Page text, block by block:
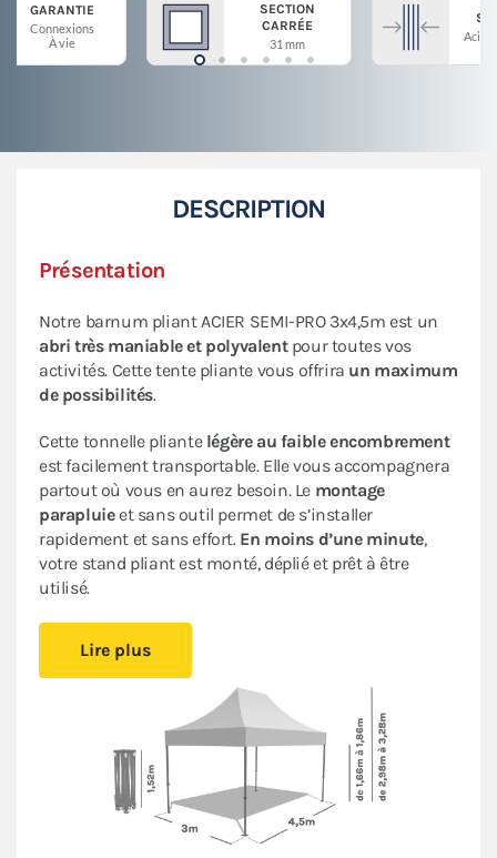
GARANTIE
Connexions
À vie
SECTION
CARRÉE
31 mm
Acier
DESCRIPTION
Présentation
Notre barnum pliant ACIER SEMI-PRO 3x4,5m est un
abri très maniable et polyvalentpour toutes vos
activités. Cette tente pliante vous offrira un maximum
de possibilités.
Cette tonnelle pliante légère au faible encombrement
est facilement transportable. Elle vous accompagnera
partout où vous en aurez besoin. Le montage
parapluieet sans outil permet de s’installer
rapidement et sans effort. En moins d’une minute,
votre stand pliant est monté, déplié et prêt à être
utilisé.
320gr/m² est renforcée au niveau des angles. Elle est
complètement étanche
. L’armature en acier dotée
d’une peinture antirouille garantit sa durabilité pour
utilisation occasionnelle à régulière .
Ce stand pliant est polyvalent
tarif très
abordable pour les particuliers et les professionnels
Lire plus